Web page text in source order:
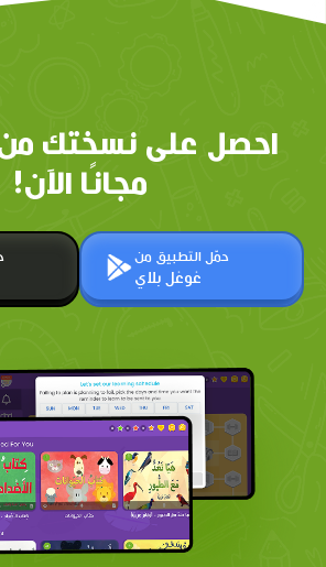
احصل على نسختك من
مجانًا الآن!
حمّل التطبيق من
غوغل بلاي